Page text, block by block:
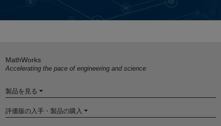
MathWorks
Accelerating the pace of engineering and science
製品を見る
評価版の入手・製品の購入